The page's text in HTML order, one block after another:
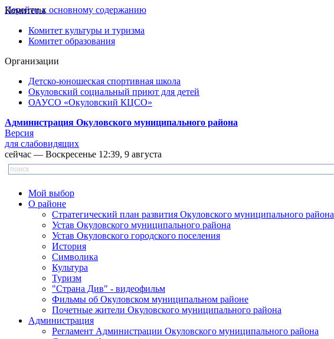
Перейти к основному содержанию
Комитеты
Комитет культуры и туризма
Комитет образования
Организации
Детско-юношеская спортивная школа
Окуловский социальный приют для детей
ОАУСО «Окуловский КЦСО»
Администрация Окуловского муниципального района
Версия
для слабовидящих
сейчас — Воскресенье 12:39, 9 августа
Мой выбор
О районе
Стратегический план развития Окуловского муниципального района
Устав Окуловского муниципального района
Устав Окуловского городского поселения
История
Символика
Культура
Туризм
"Страна Див" - видеофильм
Фильмы об Окуловском муниципальном районе
Почетные жители Окуловского муниципального района
Администрация
Регламент Администрации Окуловского муниципального района